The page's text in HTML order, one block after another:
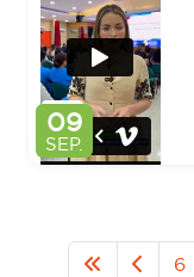
09
SEP.
6